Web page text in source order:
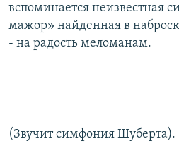
вспоминается неизвестная
мажор» найденная в
- на радость меломанам.
(Звучит симфония Шуберта).